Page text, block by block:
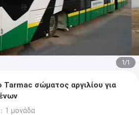
1/1
σώματος αργιλίου για
1 μονάδα